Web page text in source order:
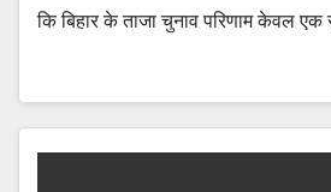
कि बिहार के ताजा चुनाव परिणाम केवल एक